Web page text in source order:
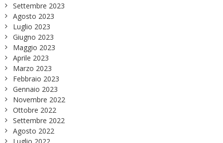
Settembre 2023
Agosto 2023
Luglio 2023
Giugno 2023
Maggio 2023
Aprile 2023
Marzo 2023
Febbraio 2023
Gennaio 2023
Novembre 2022
Ottobre 2022
Settembre 2022
Agosto 2022